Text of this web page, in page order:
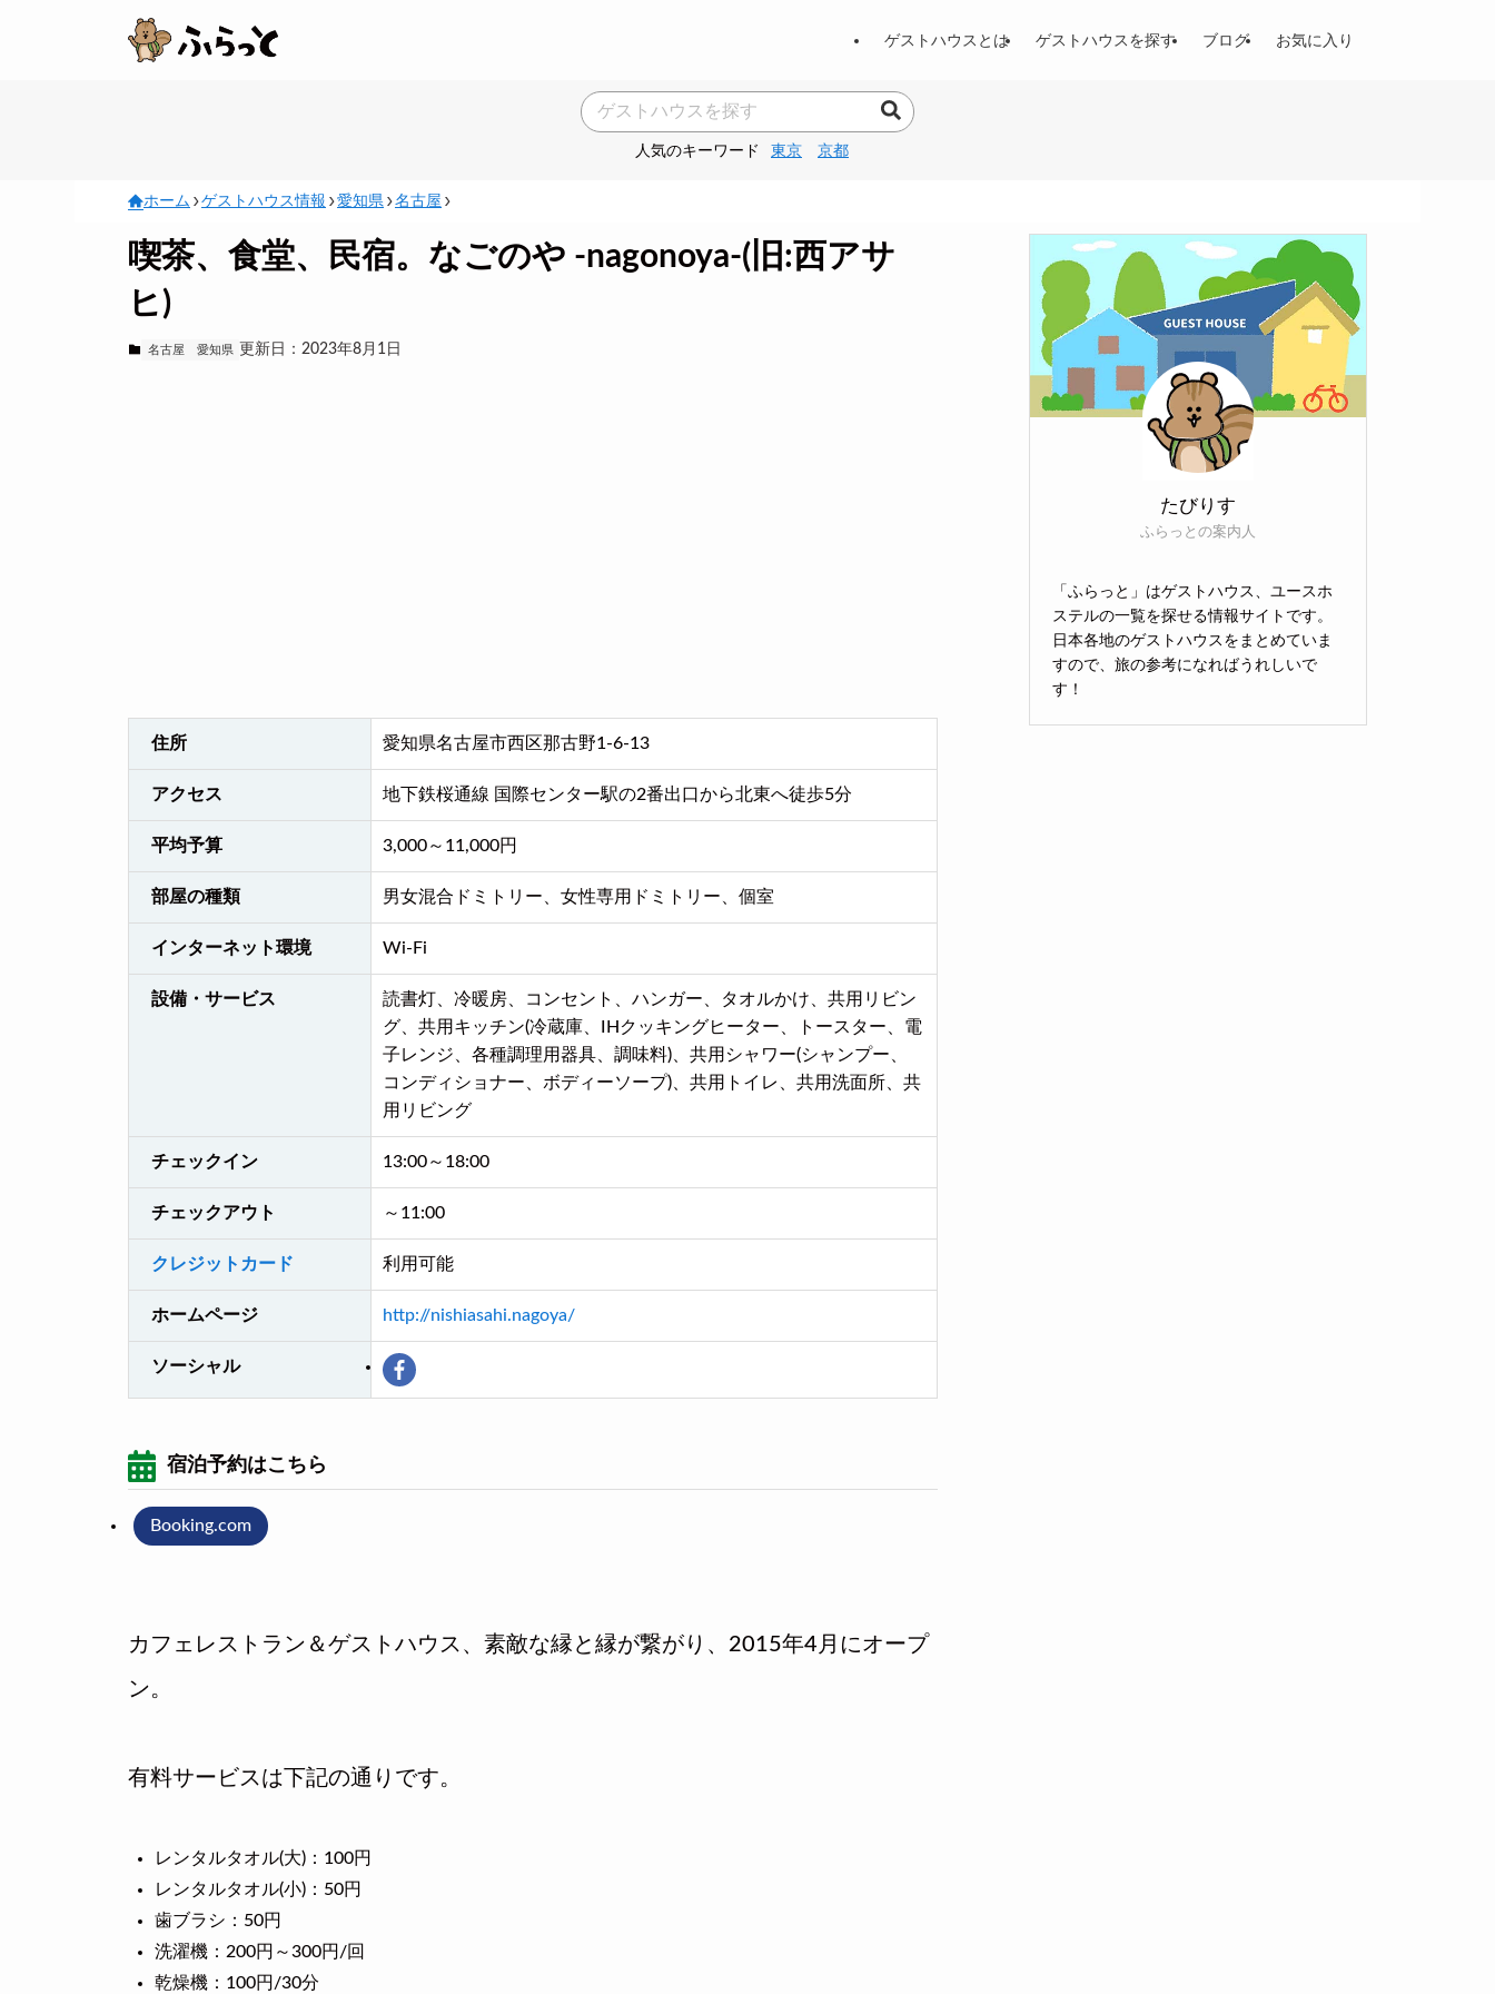
ゲストハウスとは ゲストハウスを探す ブログ お気に入り
人気のキーワード 東京 京都
ホーム ゲストハウス情報 愛知県 名古屋
喫茶、食堂、民宿。なごのや -nagonoya-(旧:西アサ
ヒ)
名古屋 愛知県 更新日：2023年8月1日
住所 愛知県名古屋市西区那古野1-6-13
アクセス 地下鉄桜通線 国際センター駅の2番出口から北東へ徒歩5分
平均予算 3,000～11,000円
部屋の種類 男女混合ドミトリー、女性専用ドミトリー、個室
インターネット環境 Wi-Fi
設備・サービス
読書灯、冷暖房、コンセント、ハンガー、タオルかけ、共用リビン
グ、共用キッチン(冷蔵庫、IHクッキングヒーター、トースター、電
子レンジ、各種調理用器具、調味料)、共用シャワー(シャンプー、
コンディショナー、ボディーソープ)、共用トイレ、共用洗面所、共
用リビング
チェックイン 13:00～18:00
チェックアウト ～11:00
クレジットカード 利用可能
ホームページ http://nishiasahi.nagoya/
ソーシャル
宿泊予約はこちら
Booking.com
カフェレストラン＆ゲストハウス、素敵な縁と縁が繋がり、2015年4月にオープ
ン。
有料サービスは下記の通りです。
レンタルタオル(大)：100円
レンタルタオル(小)：50円
歯ブラシ：50円
洗濯機：200円～300円/回
乾燥機：100円/30分
たびりす
ふらっとの案内人
「ふらっと」はゲストハウス、ユースホ
ステルの一覧を探せる情報サイトです。
日本各地のゲストハウスをまとめていま
すので、旅の参考になればうれしいで
す！